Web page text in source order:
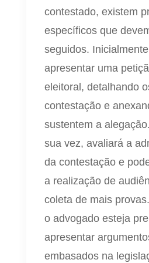
contestado, existem
específicos que
seguidos.
apresentar uma
eleitoral, detalhando
contestação e
sustentem a
sua vez, avaliará a
da contestação e
a realização de
coleta de mais
o advogado esteja
apresentar
embasados na